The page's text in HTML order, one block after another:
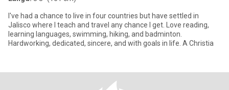
I've had a chance to live in four countries but have settled in
Jalisco where I teach and travel any chance I get. Love reading,
learning languages, swimming, hiking, and badminton.
Hardworking, dedicated, sincere, and with goals in life. A Christia